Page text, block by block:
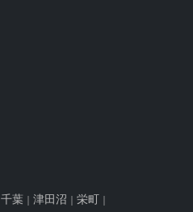
千葉 津田沼 栄町